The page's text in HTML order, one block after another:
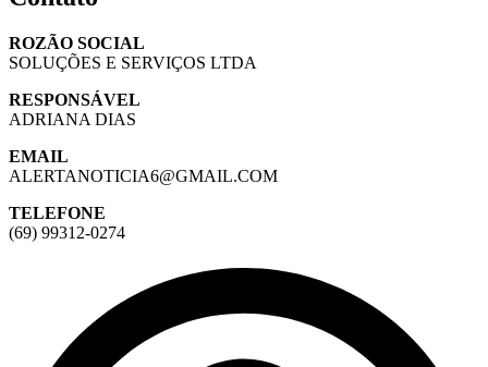
ROZÃO SOCIAL
SOLUÇÕES E SERVIÇOS LTDA
RESPONSÁVEL
ADRIANA DIAS
EMAIL
ALERTANOTICIA6@GMAIL.COM
TELEFONE
(69) 99312-0274